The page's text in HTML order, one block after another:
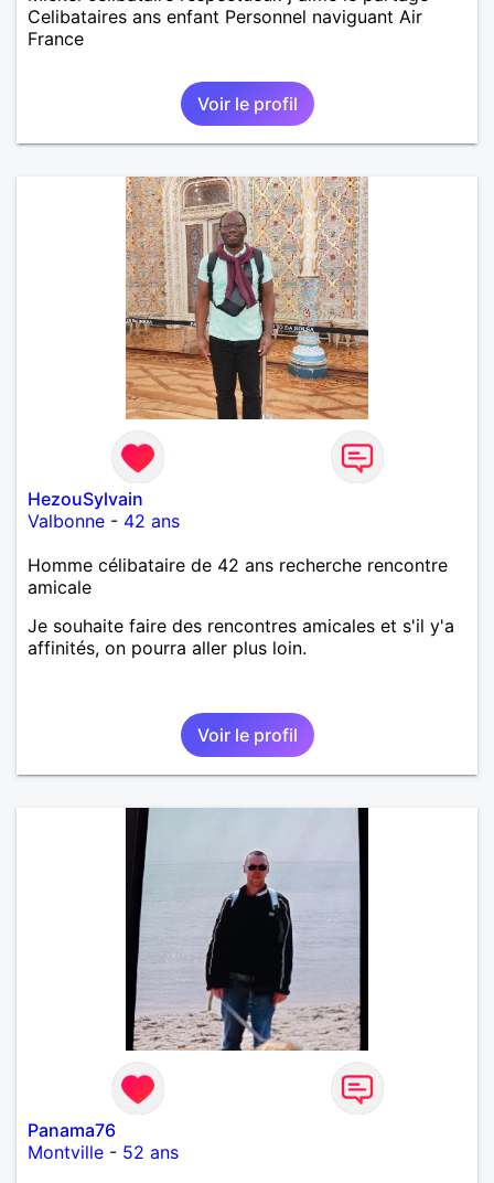
Celibataires ans enfant Personnel naviguant Air
France
Voir le profil
HezouSylvain
Valbonne - 42 ans
Homme célibataire de 42 ans recherche rencontre
amicale
Je souhaite faire des rencontres amicales et s'il y'a
affinités, on pourra aller plus loin.
Voir le profil
Panama76
Montville - 52 ans